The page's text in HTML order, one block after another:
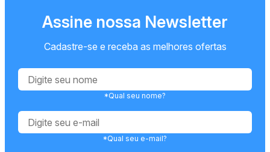
Assine nossa Newsletter
Cadastre-se e receba as melhores ofertas
*Qual seu nome?
*Qual seu e-mail?